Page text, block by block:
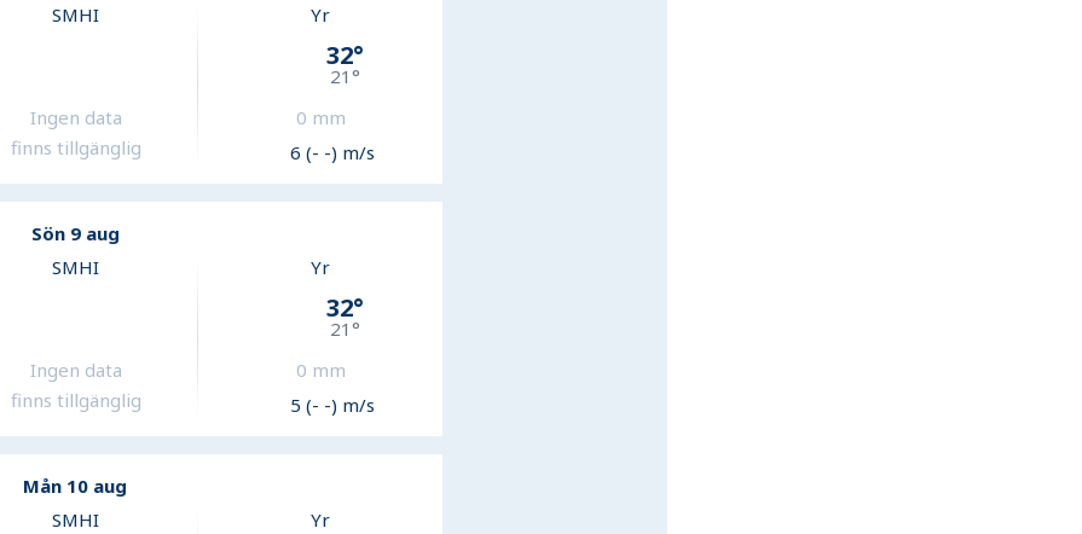
SMHI
Ingen data
finns tillgänglig
Yr
32°
21 °
0 mm
6 (- -) m/s
Sön 9 aug
SMHI
Ingen data
finns tillgänglig
Yr
32°
21 °
0 mm
5 (- -) m/s
Mån 10 aug
SMHI Yr